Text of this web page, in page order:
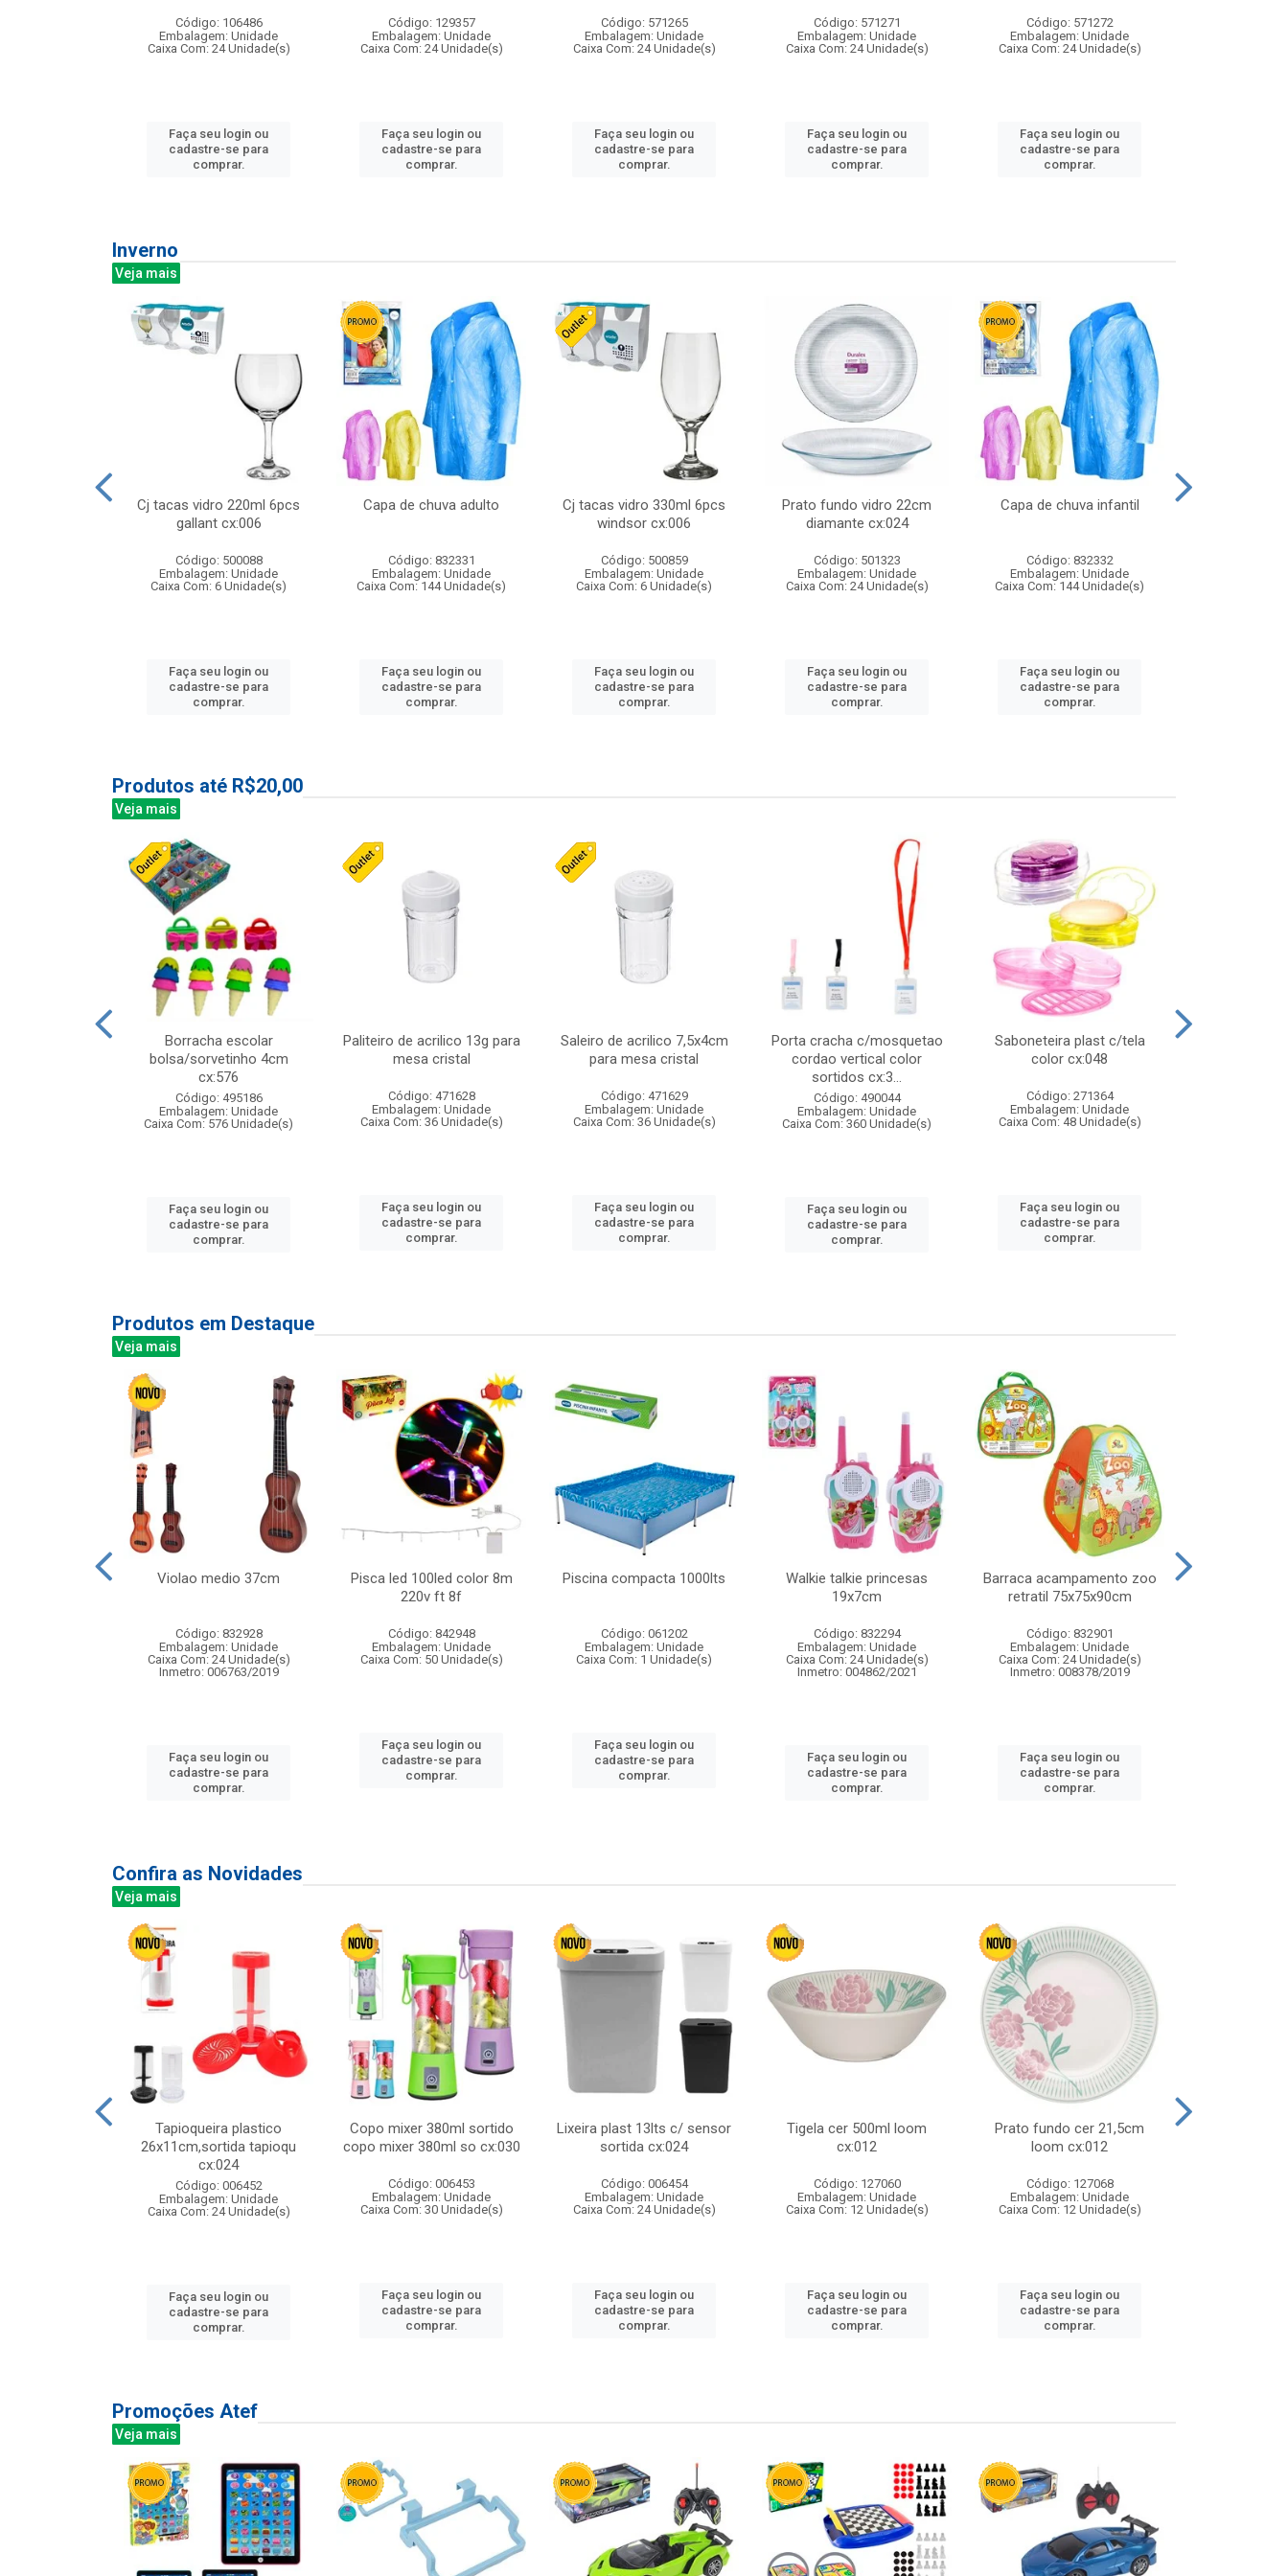
Código: 106486
Embalagem: Unidade
Caixa Com: 24 Unidade(s)
Faça seu login ou
cadastre-se para
comprar.
Código: 129357
Embalagem: Unidade
Caixa Com: 24 Unidade(s)
Faça seu login ou
cadastre-se para
comprar.
Código: 571265
Embalagem: Unidade
Caixa Com: 24 Unidade(s)
Faça seu login ou
cadastre-se para
comprar.
Código: 571271
Embalagem: Unidade
Caixa Com: 24 Unidade(s)
Faça seu login ou
cadastre-se para
comprar.
Código: 571272
Embalagem: Unidade
Caixa Com: 24 Unidade(s)
Faça seu login ou
cadastre-se para
comprar.
Inverno
Veja mais
Cj tacas vidro 220ml 6pcs
gallant cx:006
Código: 500088
Embalagem: Unidade
Caixa Com: 6 Unidade(s)
Faça seu login ou
cadastre-se para
comprar.
Capa de chuva adulto
Código: 832331
Embalagem: Unidade
Caixa Com: 144 Unidade(s)
Faça seu login ou
cadastre-se para
comprar.
Cj tacas vidro 330ml 6pcs
windsor cx:006
Código: 500859
Embalagem: Unidade
Caixa Com: 6 Unidade(s)
Faça seu login ou
cadastre-se para
comprar.
Prato fundo vidro 22cm
diamante cx:024
Código: 501323
Embalagem: Unidade
Caixa Com: 24 Unidade(s)
Faça seu login ou
cadastre-se para
comprar.
Capa de chuva infantil
Código: 832332
Embalagem: Unidade
Caixa Com: 144 Unidade(s)
Faça seu login ou
cadastre-se para
comprar.
Produtos até R$20,00
Veja mais
Borracha escolar
bolsa/sorvetinho 4cm
cx:576
Código: 495186
Embalagem: Unidade
Caixa Com: 576 Unidade(s)
Faça seu login ou
cadastre-se para
comprar.
Paliteiro de acrilico 13g para
mesa cristal
Código: 471628
Embalagem: Unidade
Caixa Com: 36 Unidade(s)
Faça seu login ou
cadastre-se para
comprar.
Saleiro de acrilico 7,5x4cm
para mesa cristal
Código: 471629
Embalagem: Unidade
Caixa Com: 36 Unidade(s)
Faça seu login ou
cadastre-se para
comprar.
Porta cracha c/mosquetao
cordao vertical color
sortidos cx:3...
Código: 490044
Embalagem: Unidade
Caixa Com: 360 Unidade(s)
Faça seu login ou
cadastre-se para
comprar.
Saboneteira plast c/tela
color cx:048
Código: 271364
Embalagem: Unidade
Caixa Com: 48 Unidade(s)
Faça seu login ou
cadastre-se para
comprar.
Produtos em Destaque
Veja mais
Violao medio 37cm
Código: 832928
Embalagem: Unidade
Caixa Com: 24 Unidade(s)
Inmetro: 006763/2019
Faça seu login ou
cadastre-se para
comprar.
Pisca led 100led color 8m
220v ft 8f
Código: 842948
Embalagem: Unidade
Caixa Com: 50 Unidade(s)
Faça seu login ou
cadastre-se para
comprar.
Piscina compacta 1000lts
Código: 061202
Embalagem: Unidade
Caixa Com: 1 Unidade(s)
Faça seu login ou
cadastre-se para
comprar.
Walkie talkie princesas
19x7cm
Código: 832294
Embalagem: Unidade
Caixa Com: 24 Unidade(s)
Inmetro: 004862/2021
Faça seu login ou
cadastre-se para
comprar.
Barraca acampamento zoo
retratil 75x75x90cm
Código: 832901
Embalagem: Unidade
Caixa Com: 24 Unidade(s)
Inmetro: 008378/2019
Faça seu login ou
cadastre-se para
comprar.
Confira as Novidades
Veja mais
Tapioqueira plastico
26x11cm,sortida tapioqu
cx:024
Código: 006452
Embalagem: Unidade
Caixa Com: 24 Unidade(s)
Faça seu login ou
cadastre-se para
comprar.
Copo mixer 380ml sortido
copo mixer 380ml so cx:030
Código: 006453
Embalagem: Unidade
Caixa Com: 30 Unidade(s)
Faça seu login ou
cadastre-se para
comprar.
Lixeira plast 13lts c/ sensor
sortida cx:024
Código: 006454
Embalagem: Unidade
Caixa Com: 24 Unidade(s)
Faça seu login ou
cadastre-se para
comprar.
Tigela cer 500ml loom
cx:012
Código: 127060
Embalagem: Unidade
Caixa Com: 12 Unidade(s)
Faça seu login ou
cadastre-se para
comprar.
Prato fundo cer 21,5cm
loom cx:012
Código: 127068
Embalagem: Unidade
Caixa Com: 12 Unidade(s)
Faça seu login ou
cadastre-se para
comprar.
Promoções Atef
Veja mais